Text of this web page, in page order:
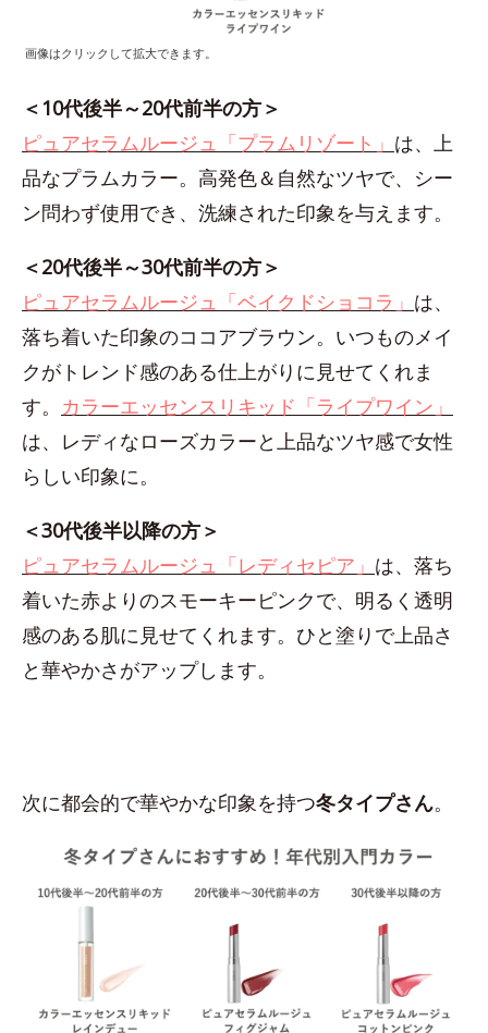
画像はクリックして拡大できます。
＜10代後半～20代前半の方＞
ピュアセラムルージュ「プラムリゾート」 は、上
品なプラムカラー。高発色＆自然なツヤで、シー
ン問わず使用でき、洗練された印象を与えます。
＜20代後半～30代前半の方＞
ピュアセラムルージュ「ベイクドショコラ」 は、
落ち着いた印象のココアブラウン。いつものメイ
クがトレンド感のある仕上がりに見せてくれま
す。 カラーエッセンスリキッド「ライプワイン」
は、レディなローズカラーと上品なツヤ感で女性
らしい印象に。
＜30代後半以降の方＞
ピュアセラムルージュ「レディセピア」 は、落ち
着いた赤よりのスモーキーピンクで、明るく透明
感のある肌に見せてくれます。ひと塗りで上品さ
と華やかさがアップします。
次に都会的で華やかな印象を持つ冬タイプさん。